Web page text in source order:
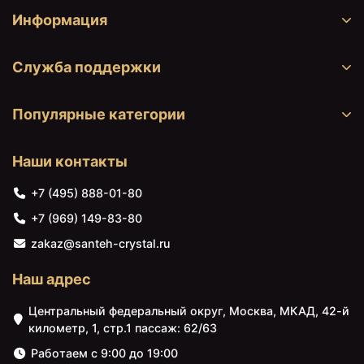
41620 ₽
Раковина Artceram Jazz
Информация
Служба поддержки
Популярные категории
Наши контакты
+7 (495) 888-01-80
+7 (969) 149-83-80
zakaz@santeh-crystal.ru
Наш адрес
Центральный федеральный округ, Москва, МКАД, 42-й
километр, 1, стр.1 пассаж: 62/63
Работаем с 9:00 до 19:00